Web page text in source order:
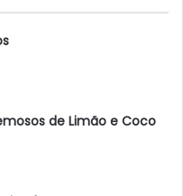
de Limão e Coco